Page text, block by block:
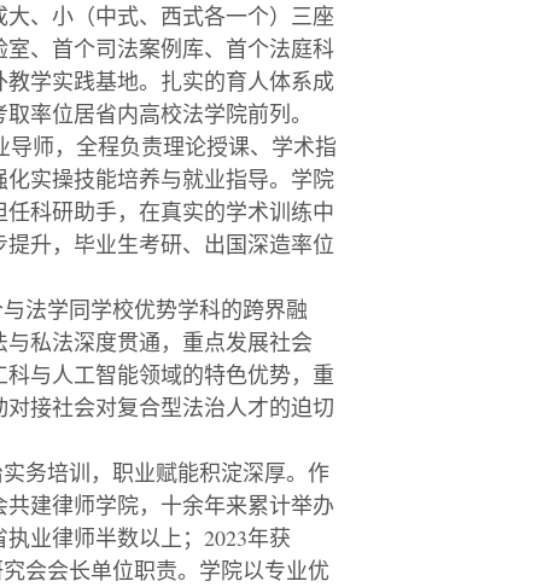
、小（中式、西式各一个）三座
、首个司法案例库、首个法庭科
学实践基地。扎实的育人体系成
率位居省内高校法学院前列。
师，全程负责理论授课、学术指
实操技能培养与就业指导。学院
科研助手，在真实的学术训练中
升，毕业生考研、出国深造率位
法学同学校优势学科的跨界融
私法深度贯通，重点发展社会
与人工智能领域的特色优势，重
接社会对复合型法治人才的迫切
务培训，职业赋能积淀深厚。作
建律师学院，十余年来累计举办
业律师半数以上； 2023年获
会会长单位职责。学院以专业优